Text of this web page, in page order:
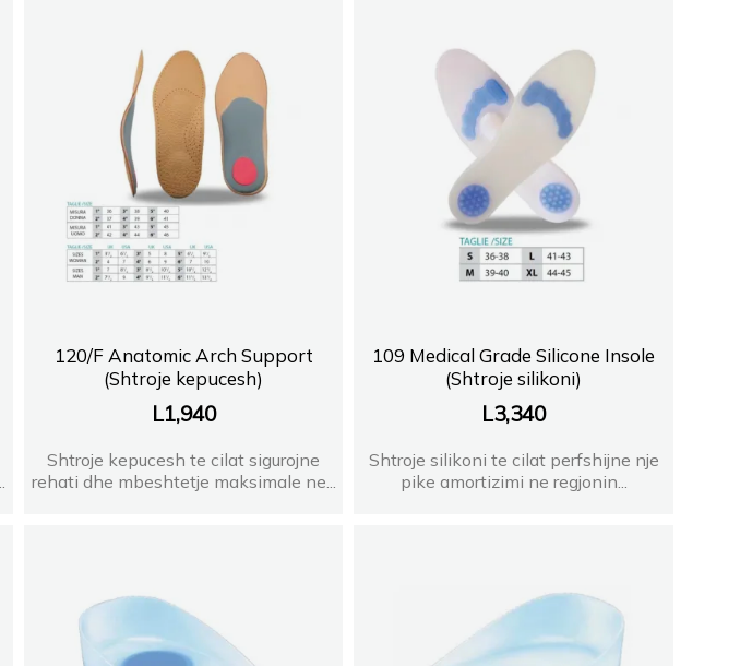
120/F Anatomic Arch Support
(Shtroje kepucesh)
L1,940
Shtroje kepucesh te cilat sigurojne
rehati dhe mbeshtetje maksimale ne...
109 Medical Grade Silicone Insole
(Shtroje silikoni)
L3,340
Shtroje silikoni te cilat perfshijne nje
pike amortizimi ne regjonin...